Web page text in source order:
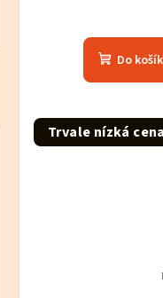
Do
Trvale nízká cena